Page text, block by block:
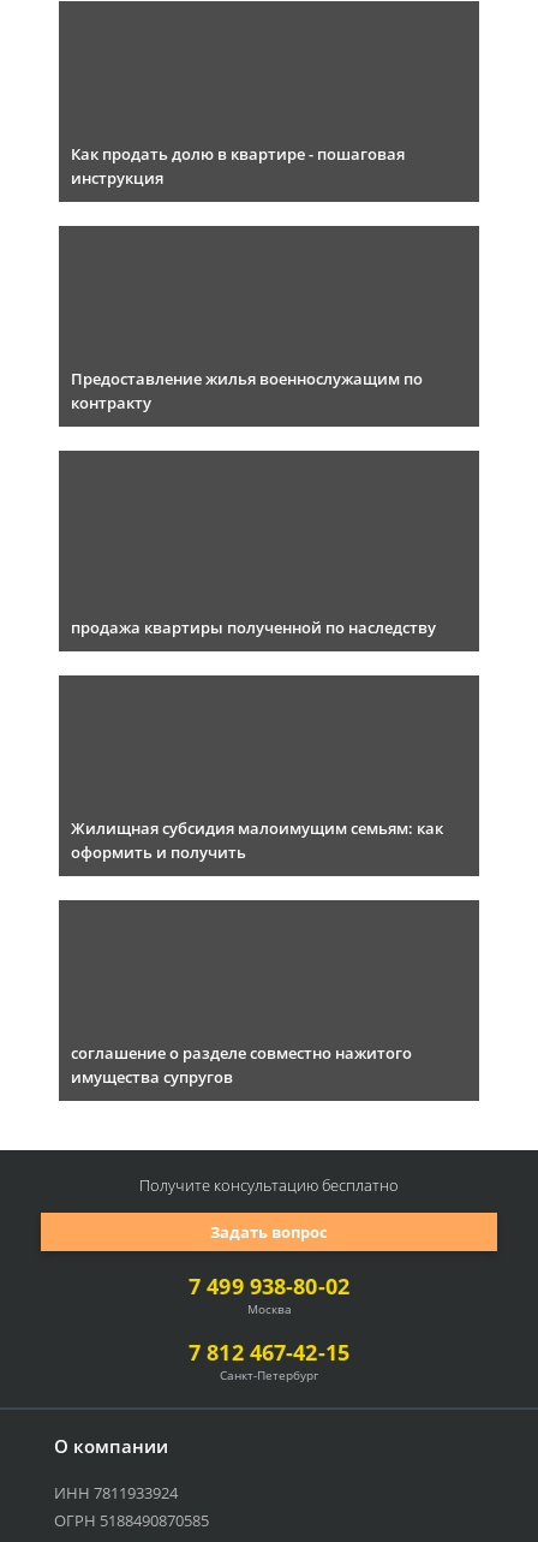
Как продать долю в квартире - пошаговая
инструкция
Предоставление жилья военнослужащим по
контракту
продажа квартиры полученной по наследству
Жилищная субсидия малоимущим семьям: как
оформить и получить
соглашение о разделе совместно нажитого
имущества супругов
О компании
ИНН 7811933924
ОГРН 5188490870585
7 499 938-80-02
Москва
7 812 467-42-15
Санкт-Петербург
Задать вопрос
Получите консультациюбесплатно